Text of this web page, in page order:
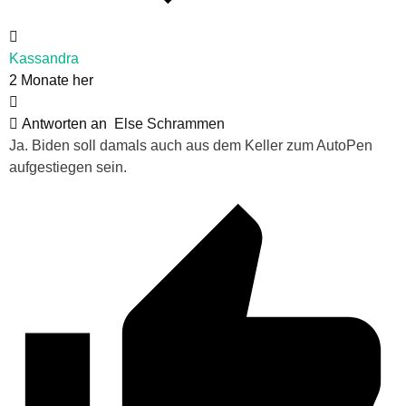
Kassandra
2 Monate her
Antworten an
Else Schrammen
Ja. Biden soll damals auch aus dem Keller zum AutoPen
aufgestiegen sein.